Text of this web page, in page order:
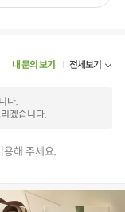
내 문의 보기 전체보기
다.
겠습니다.
용해 주세요.